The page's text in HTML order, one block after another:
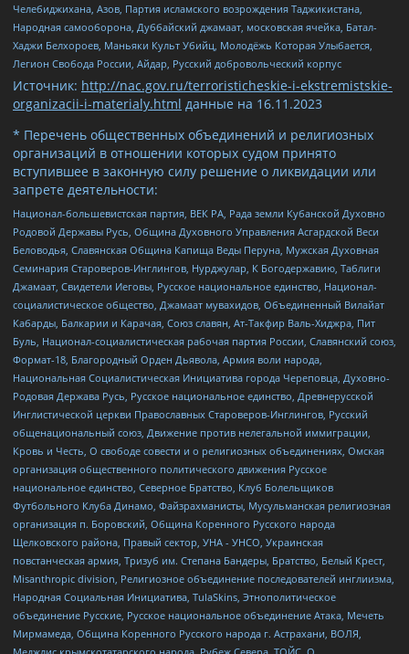
Челебиджихана, Азов, Партия исламского возрождения Таджикистана,
Народная самооборона, Дуббайский джамаат, московская ячейка, Батал-
Хаджи Белхороев, Маньяки Культ Убийц, Молодёжь Которая Улыбается,
Легион Свобода России, Айдар, Русский добровольческий корпус
Источник: http://nac.gov.ru/terroristicheskie-i-ekstremistskie-
organizacii-i-materialy.html данные на 16.11.2023
* Перечень общественных объединений и религиозных
организаций в отношении которых судом принято
вступившее в законную силу решение о ликвидации или
запрете деятельности:
Национал-большевистская партия, ВЕК РА, Рада земли Кубанской Духовно
Родовой Державы Русь, Община Духовного Управления Асгардской Веси
Беловодья, Славянская Община Капища Веды Перуна, Мужская Духовная
Семинария Староверов-Инглингов, Нурджулар, К Богодержавию, Таблиги
Джамаат, Свидетели Иеговы, Русское национальное единство, Национал-
социалистическое общество, Джамаат мувахидов, Объединенный Вилайат
Кабарды, Балкарии и Карачая, Союз славян, Ат-Такфир Валь-Хиджра, Пит
Буль, Национал-социалистическая рабочая партия России, Славянский союз,
Формат-18, Благородный Орден Дьявола, Армия воли народа,
Национальная Социалистическая Инициатива города Череповца, Духовно-
Родовая Держава Русь, Русское национальное единство, Древнерусской
Инглистической церкви Православных Староверов-Инглингов, Русский
общенациональный союз, Движение против нелегальной иммиграции,
Кровь и Честь, О свободе совести и о религиозных объединениях, Омская
организация общественного политического движения Русское
национальное единство, Северное Братство, Клуб Болельщиков
Футбольного Клуба Динамо, Файзрахманисты, Мусульманская религиозная
организация п. Боровский, Община Коренного Русского народа
Щелковского района, Правый сектор, УНА - УНСО, Украинская
повстанческая армия, Тризуб им. Степана Бандеры, Братство, Белый Крест,
Misanthropic division, Религиозное объединение последователей инглиизма,
Народная Социальная Инициатива, TulaSkins, Этнополитическое
объединение Русские, Русское национальное объединение Атака, Мечеть
Мирмамеда, Община Коренного Русского народа г. Астрахани, ВОЛЯ,